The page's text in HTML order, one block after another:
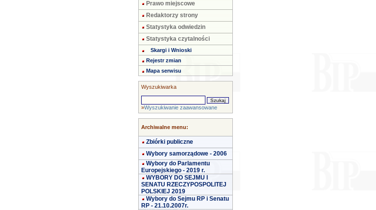
Prawo miejscowe
Redaktorzy strony
Statystyka odwiedzin
Statystyka czytalności
Skargi i Wnioski
Rejestr zmian
Mapa serwisu
Wyszukiwarka
»Wyszukiwanie zaawansowane
Archiwalne menu:
Zbiórki publiczne
Wybory samorządowe - 2006
Wybory do Parlamentu
Europejskiego - 2019 r.
WYBORY DO SEJMU I
SENATU RZECZYPOSPOLITEJ
POLSKIEJ 2019
Wybory do Sejmu RP i Senatu
RP - 21.10.2007r.